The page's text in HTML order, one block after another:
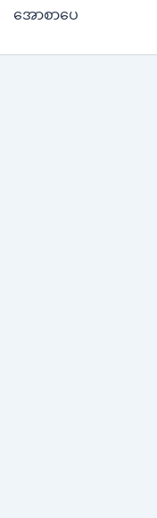
အောစာပေ